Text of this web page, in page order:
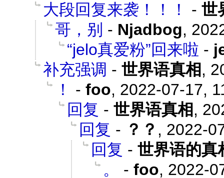
大段回复来袭！！！
- 世
哥，别 - Njadbog,
“jelo真爱粉”回来啦 -
补充强调 - 世界语真相 ,
！
- foo, 2022-07-17,
回复 - 世界语真相 ,
回复 - ？？ , 2022-
回复 - 世界语的真
。
- foo, 2022-